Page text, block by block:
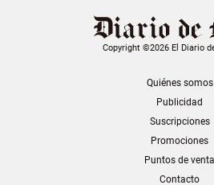
Copyright ©2026 El Diario
Quiénes somos
Publicidad
Suscripciones
Promociones
Puntos de venta
Contacto